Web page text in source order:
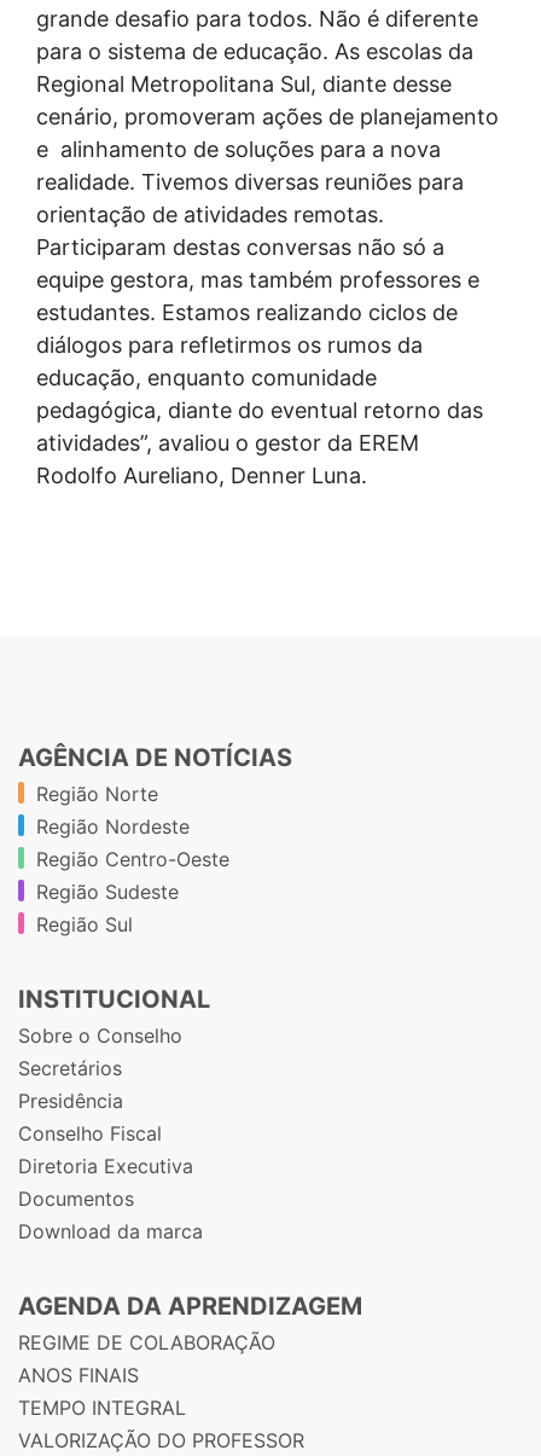
grande desafio para todos. Não é diferente
para o sistema de educação. As escolas da
Regional Metropolitana Sul, diante desse
cenário, promoveram ações de planejamento
e alinhamento de soluções para a nova
realidade. Tivemos diversas reuniões para
orientação de atividades remotas.
Participaram destas conversas não só a
equipe gestora, mas também professores e
estudantes. Estamos realizando ciclos de
diálogos para refletirmos os rumos da
educação, enquanto comunidade
pedagógica, diante do eventual retorno das
atividades”, avaliou o gestor da EREM
Rodolfo Aureliano, Denner Luna.
AGÊNCIA DE NOTÍCIAS
Região Norte
Região Nordeste
Região Centro-Oeste
Região Sudeste
Região Sul
INSTITUCIONAL
Sobre o Conselho
Secretários
Presidência
Conselho Fiscal
Diretoria Executiva
Documentos
Download da marca
AGENDA DA APRENDIZAGEM
REGIME DE COLABORAÇÃO
ANOS FINAIS
TEMPO INTEGRAL
VALORIZAÇÃO DO PROFESSOR